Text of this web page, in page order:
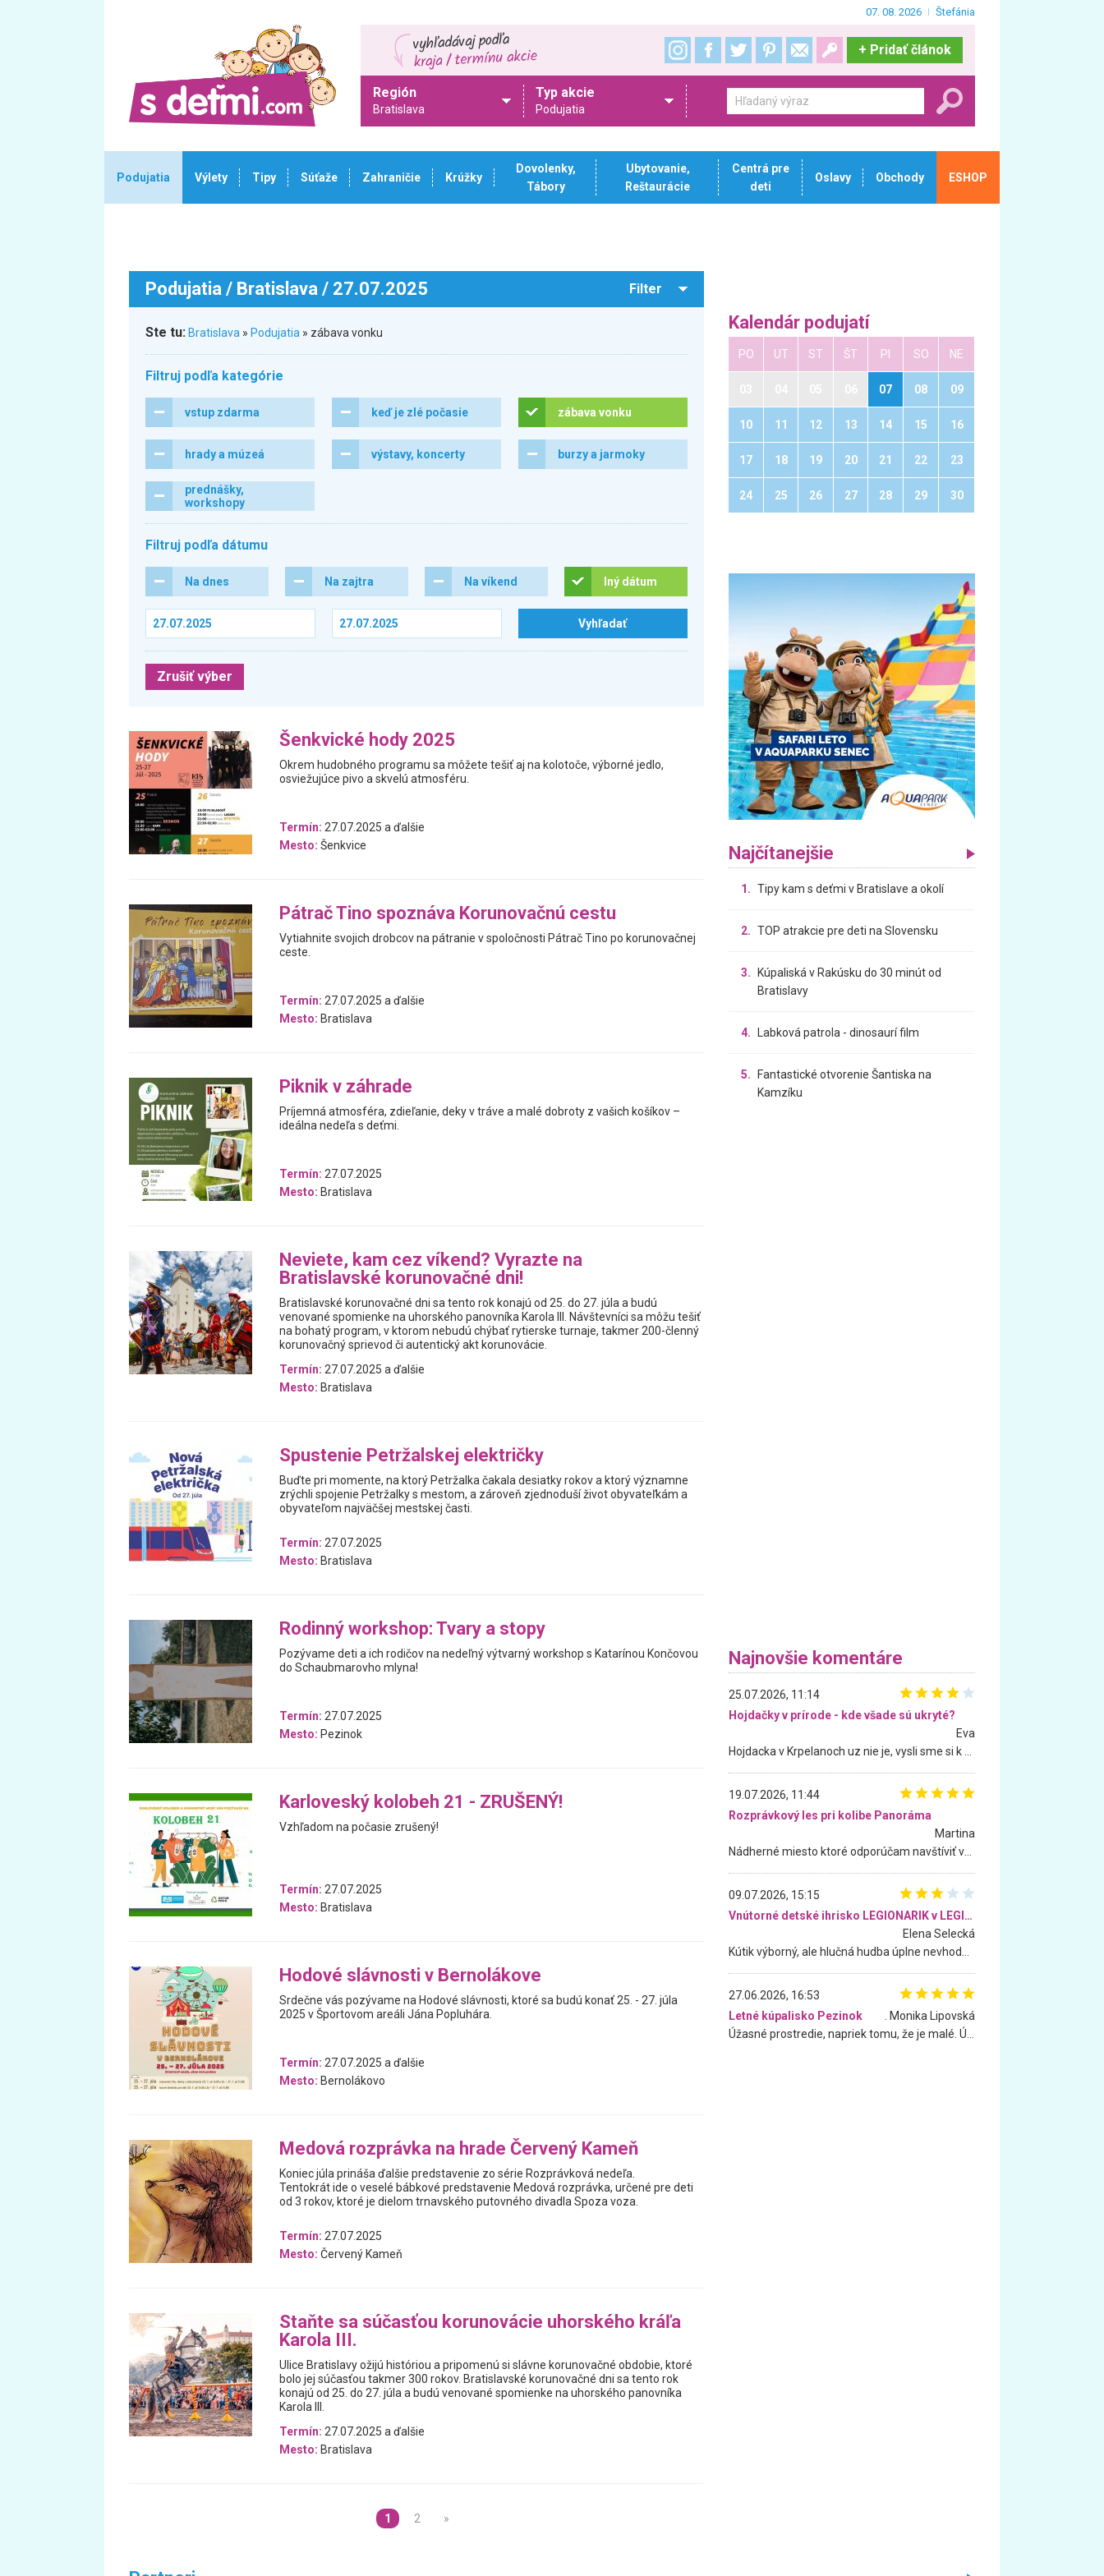
07. 08. 2026 Štefánia
+ Pridať článok
Región
Bratislava
Typ akcie
Podujatia
Podujatia Výlety Tipy Súťaže Zahraničie Krúžky
Dovolenky,
Tábory
Ubytovanie,
Reštaurácie
Centrá pre
deti
Oslavy Obchody ESHOP
Podujatia / Bratislava / 27.07.2025 Filter
Ste tu: Bratislava » Podujatia » zábava vonku
Filtruj podľa kategórie
vstup zdarma keď je zlé počasie zábava vonku
hrady a múzeá výstavy, koncerty burzy a jarmoky
prednášky,
workshopy
Filtruj podľa dátumu
Na dnes Na zajtra Na víkend Iný dátum
Zrušiť výber
Šenkvické hody 2025
Okrem hudobného programu sa môžete tešiť aj na kolotoče, výborné jedlo,
osviežujúce pivo a skvelú atmosféru.
Termín: 27.07.2025 a ďalšie
Mesto: Šenkvice
Pátrač Tino spoznáva Korunovačnú cestu
Vytiahnite svojich drobcov na pátranie v spoločnosti Pátrač Tino po korunovačnej
ceste.
Termín: 27.07.2025 a ďalšie
Mesto: Bratislava
Piknik v záhrade
Príjemná atmosféra, zdieľanie, deky v tráve a malé dobroty z vašich košíkov –
ideálna nedeľa s deťmi.
Termín: 27.07.2025
Mesto: Bratislava
Neviete, kam cez víkend? Vyrazte na
Bratislavské korunovačné dni!
Bratislavské korunovačné dni sa tento rok konajú od 25. do 27. júla a budú
venované spomienke na uhorského panovníka Karola III. Návštevníci sa môžu tešiť
na bohatý program, v ktorom nebudú chýbať rytierske turnaje, takmer 200-členný
korunovačný sprievod či autentický akt korunovácie.
Termín: 27.07.2025 a ďalšie
Mesto: Bratislava
Spustenie Petržalskej električky
Buďte pri momente, na ktorý Petržalka čakala desiatky rokov a ktorý významne
zrýchli spojenie Petržalky s mestom, a zároveň zjednoduší život obyvateľkám a
obyvateľom najväčšej mestskej časti.
Termín: 27.07.2025
Mesto: Bratislava
Rodinný workshop: Tvary a stopy
Pozývame deti a ich rodičov na nedeľný výtvarný workshop s Katarínou Končovou
do Schaubmarovho mlyna!
Termín: 27.07.2025
Mesto: Pezinok
Karloveský kolobeh 21 - ZRUŠENÝ!
Vzhľadom na počasie zrušený!
Termín: 27.07.2025
Mesto: Bratislava
Hodové slávnosti v Bernolákove
Srdečne vás pozývame na Hodové slávnosti, ktoré sa budú konať 25. - 27. júla
2025 v Športovom areáli Jána Popluhára.
Termín: 27.07.2025 a ďalšie
Mesto: Bernolákovo
Medová rozprávka na hrade Červený Kameň
Koniec júla prináša ďalšie predstavenie zo série Rozprávková nedeľa.
Tentokrát ide o veselé bábkové predstavenie Medová rozprávka, určené pre deti
od 3 rokov, ktoré je dielom trnavského putovného divadla Spoza voza.
Termín: 27.07.2025
Mesto: Červený Kameň
Staňte sa súčasťou korunovácie uhorského kráľa
Karola III.
Ulice Bratislavy ožijú históriou a pripomenú si slávne korunovačné obdobie, ktoré
bolo jej súčasťou takmer 300 rokov. Bratislavské korunovačné dni sa tento rok
konajú od 25. do 27. júla a budú venované spomienke na uhorského panovníka
Karola III.
Termín: 27.07.2025 a ďalšie
Mesto: Bratislava
1 2 »
Kalendár podujatí
PO UT ST ŠT PI SO NE
07 08 09
10 11 12 13 14 15 16
17 18 19 20 21 22 23
24 25 26 27 28 29 30
Najčítanejšie
1. Tipy kam s deťmi v Bratislave a okolí
2. TOP atrakcie pre deti na Slovensku
3.
Kúpaliská v Rakúsku do 30 minút od
Bratislavy
4. Labková patrola - dinosaurí film
5.
Fantastické otvorenie Šantiska na
Kamzíku
Najnovšie komentáre
25.07.2026, 11:14
Hojdačky v prírode - kde všade sú ukryté?
Eva
19.07.2026, 11:44
Rozprávkový les pri kolibe Panoráma
Martina
09.07.2026, 15:15
Vnútorné detské ihrisko LEGIONARIK v LEGIA Fitness
Elena Selecká
27.06.2026, 16:53
Letné kúpalisko Pezinok
. Monika Lipovská